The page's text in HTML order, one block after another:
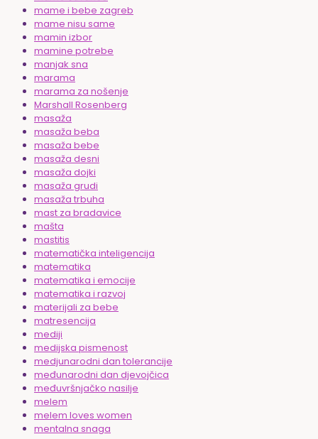
mame i bebe zagreb
mame nisu same
mamin izbor
mamine potrebe
manjak sna
marama
marama za nošenje
Marshall Rosenberg
masaža
masaža beba
masaža bebe
masaža desni
masaža dojki
masaža grudi
masaža trbuha
mast za bradavice
mašta
mastitis
matematička inteligencija
matematika
matematika i emocije
matematika i razvoj
materijali za bebe
matresencija
mediji
medijska pismenost
medjunarodni dan tolerancije
međunarodni dan djevojčica
međuvršnjačko nasilje
melem
melem loves women
mentalna snaga